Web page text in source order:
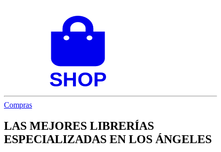
Compras
LAS MEJORES LIBRERÍAS
ESPECIALIZADAS EN LOS ÁNGELES